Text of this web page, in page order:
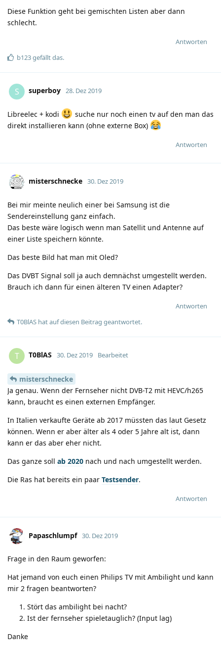
Diese Funktion geht bei gemischten Listen aber dann
schlecht.
Antworten
b123gefällt das.
S superboy 28. Dez 2019
Libreelec + kodi
suche nur noch einen tv auf den man das
direkt installieren kann (ohne externe Box)
Antworten
misterschnecke 30. Dez 2019
Bei mir meinte neulich einer bei Samsung ist die
Sendereinstellung ganz einfach.
Das beste wäre logisch wenn man Satellit und Antenne auf
einer Liste speichern könnte.
Das beste Bild hat man mit Oled?
Das DVBT Signal soll ja auch demnächst umgestellt werden.
Brauch ich dann für einen älteren TV einen Adapter?
Antworten
T0BlAS hatauf diesen Beitrag geantwortet.
T T0BlAS 30. Dez 2019 Bearbeitet
misterschnecke
Ja genau. Wenn der Fernseher nicht DVB-T2 mit HEVC/h265
kann, braucht es einen externen Empfänger.
In Italien verkaufte Geräte ab 2017 müssten das laut Gesetz
können. Wenn er aber älter als 4 oder 5 Jahre alt ist, dann
kann er das aber eher nicht.
Das ganze soll ab 2020 nach und nach umgestellt werden.
Die Ras hat bereits ein paar Testsender.
Antworten
Papaschlumpf 30. Dez 2019
Frage in den Raum geworfen:
Hat jemand von euch einen Philips TV mit Ambilight und kann
mir 2 fragen beantworten?
Stört das ambilight bei nacht?
Ist der fernseher spieletauglich? (Input lag)
Danke